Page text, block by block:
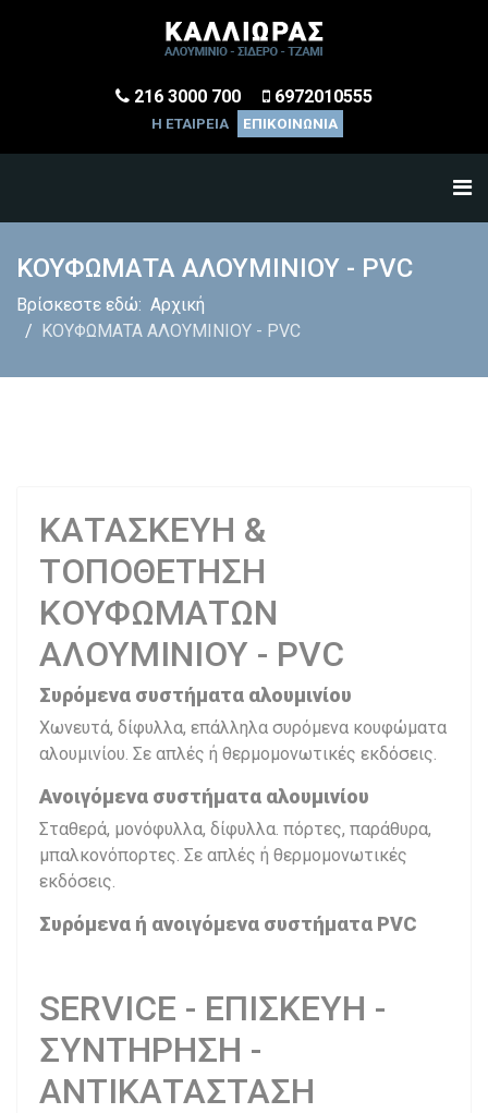
216 3000 700 6972010555
Η ΕΤΑΙΡΕΙΑ ΕΠΙΚΟΙΝΩΝΙΑ
ΚΟΥΦΩΜΑΤΑ ΑΛΟΥΜΙΝΙΟΥ - PVC
Βρίσκεστε εδώ: Αρχική
ΚΟΥΦΩΜΑΤΑ ΑΛΟΥΜΙΝΙΟΥ - PVC
ΚΑΤΑΣΚΕΥΗ &
ΤΟΠΟΘΕΤΗΣΗ
ΚΟΥΦΩΜΑΤΩΝ
ΑΛΟΥΜΙΝΙΟΥ - PVC
Συρόμενα συστήματα αλουμινίου
Χωνευτά, δίφυλλα, επάλληλα συρόμενα κουφώματα
αλουμινίου. Σε απλές ή θερμομονωτικές εκδόσεις.
Ανοιγόμενα συστήματα αλουμινίου
Σταθερά, μονόφυλλα, δίφυλλα. πόρτες, παράθυρα,
μπαλκονόπορτες. Σε απλές ή θερμομονωτικές
εκδόσεις.
Συρόμενα ή ανοιγόμενα συστήματα PVC
SERVICE - ΕΠΙΣΚΕΥΗ -
ΣΥΝΤΗΡΗΣΗ -
ΑΝΤΙΚΑΤΑΣΤΑΣΗ